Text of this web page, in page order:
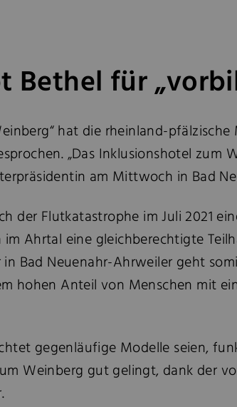
für
hat die rheinland-
„Das Inklusionshotel zum
am Mittwoch in Bad
der Flutkatastrophe im Juli 2021
Ahrtal eine gleichberechtigte
Bad Neuenahr-Ahrweiler geht
hohen Anteil von Menschen mit
gegenläufige Modelle seien,
Weinberg gut gelingt, dank der